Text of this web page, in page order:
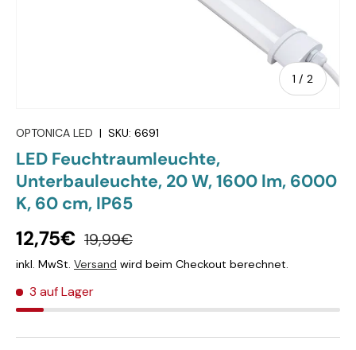
1 / von
2
OPTONICA LED | SKU: 6691
LED Feuchtraumleuchte,
Unterbauleuchte, 20 W, 1600 lm, 6000
K, 60 cm, IP65
12,75€ 19,99€
inkl. MwSt. Versand wird beim Checkout berechnet.
3 auf Lager